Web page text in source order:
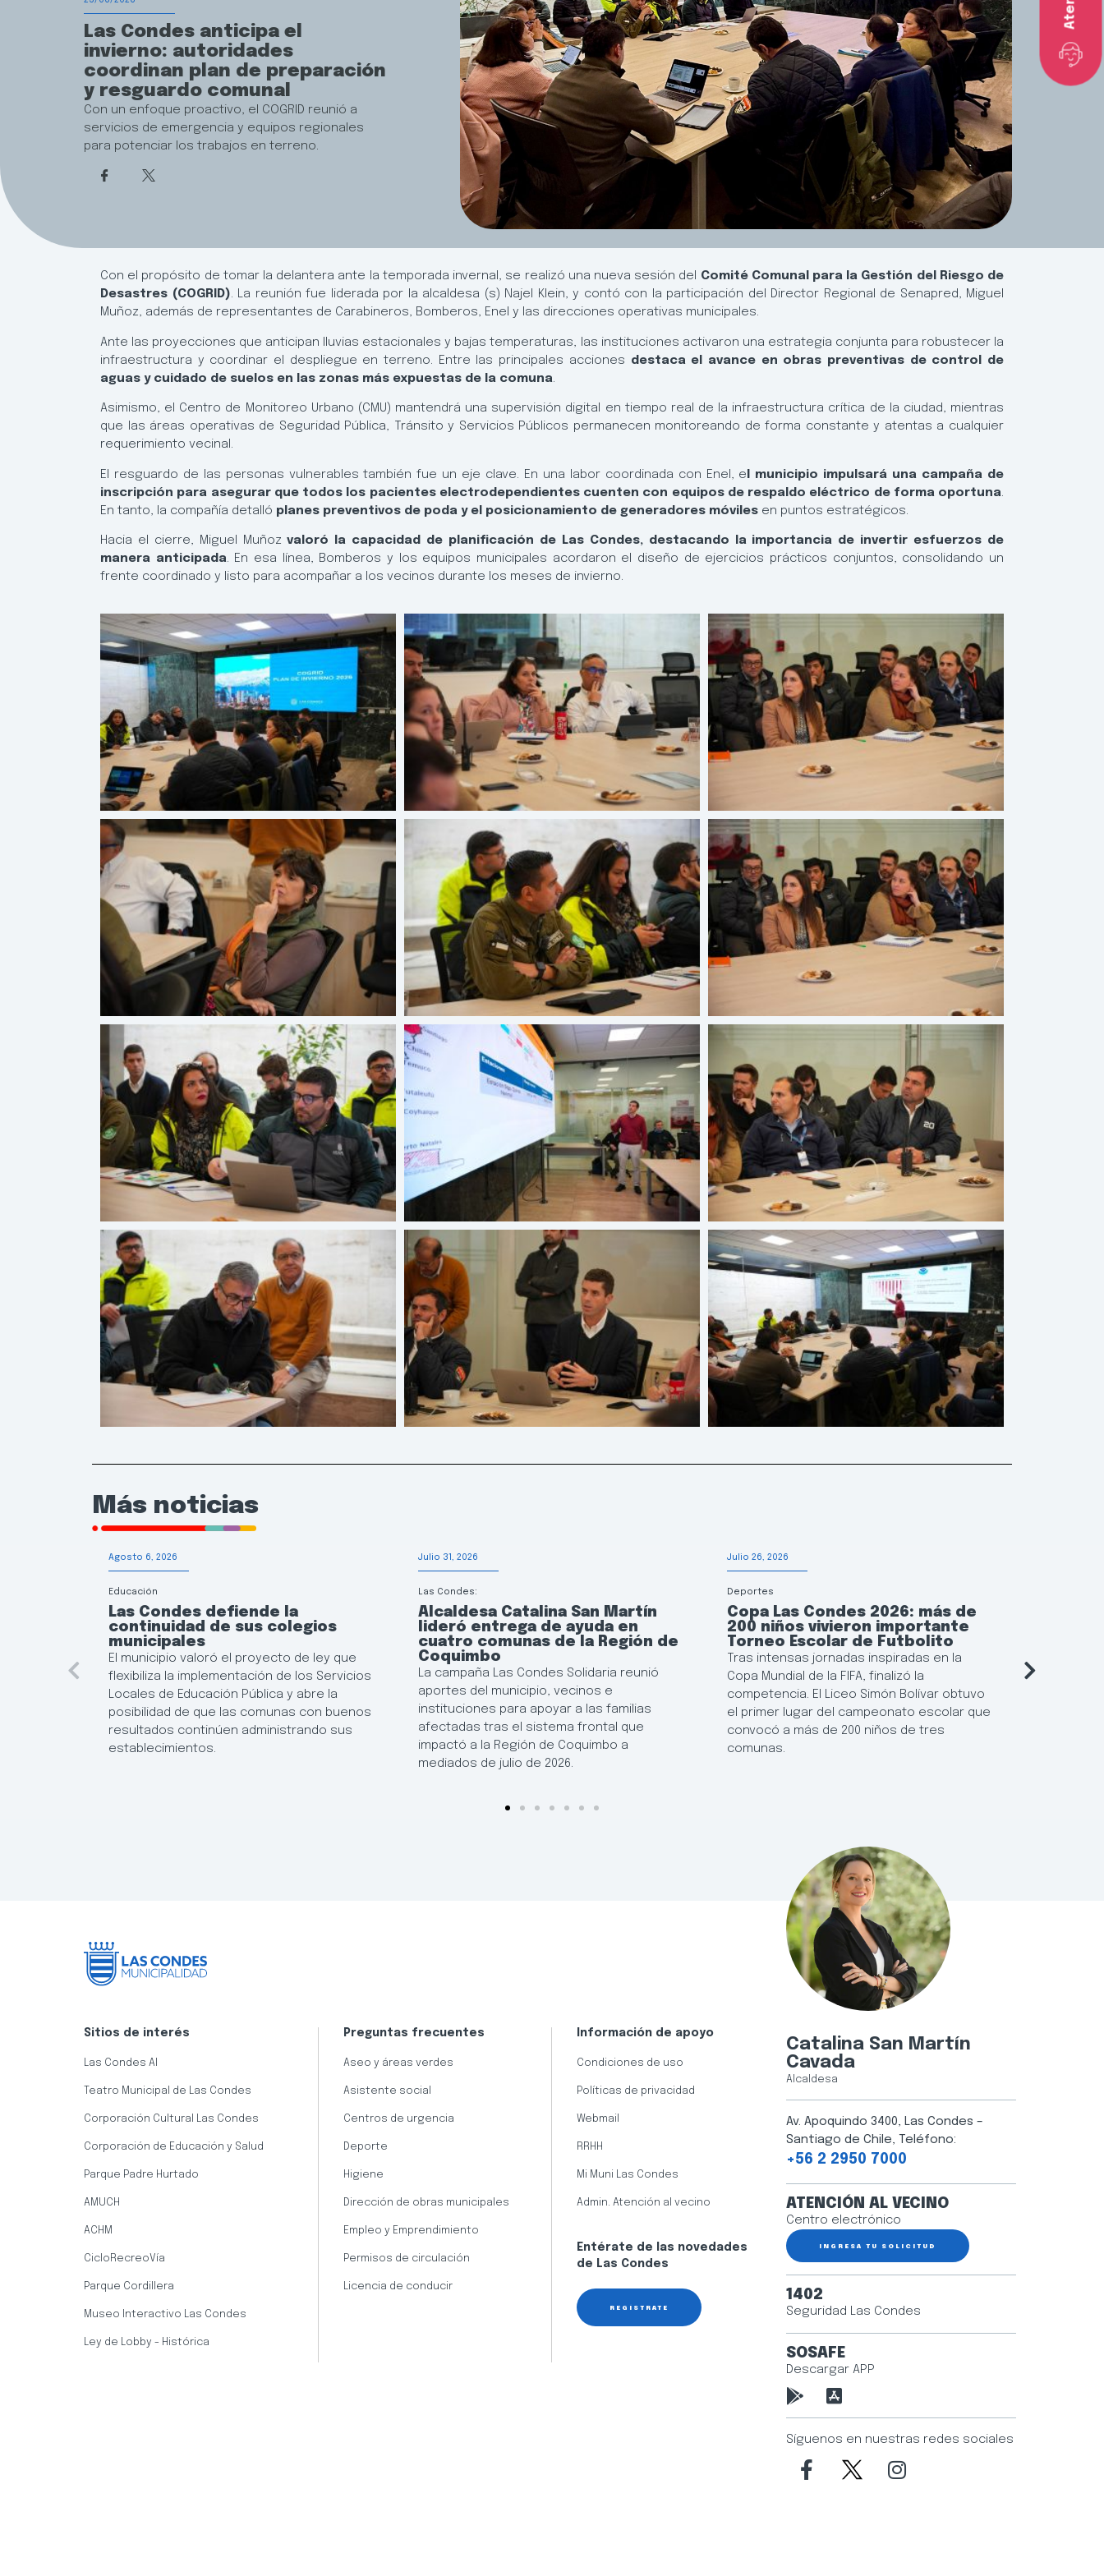
Las Condes anticipa el
invierno: autoridades
coordinan plan de preparación
y resguardo comunal
Con un enfoque proactivo, el COGRID reunió a
servicios de emergencia y equipos regionales
para potenciar los trabajos en terreno.
Con el propósito de tomar la delantera ante la temporada invernal, se realizó una nueva sesión del Comité Comunal para la Gestión del Riesgo de
Desastres (COGRID). La reunión fue liderada por la alcaldesa (s) Najel Klein, y contó con la participación del Director Regional de Senapred, Miguel
Muñoz, además de representantes de Carabineros, Bomberos, Enel y las direcciones operativas municipales.
Ante las proyecciones que anticipan lluvias estacionales y bajas temperaturas, las instituciones activaron una estrategia conjunta para robustecer la
infraestructura y coordinar el despliegue en terreno. Entre las principales acciones destaca el avance en obras preventivas de control de
aguas y cuidado de suelos en las zonas más expuestas de la comuna.
Asimismo, el Centro de Monitoreo Urbano (CMU) mantendrá una supervisión digital en tiempo real de la infraestructura crítica de la ciudad, mientras
que las áreas operativas de Seguridad Pública, Tránsito y Servicios Públicos permanecen monitoreando de forma constante y atentas a cualquier
requerimiento vecinal.
El resguardo de las personas vulnerables también fue un eje clave. En una labor coordinada con Enel, e l municipio impulsará una campaña de
inscripción para asegurar que todos los pacientes electrodependientes cuenten con equipos de respaldo eléctrico de forma oportuna.
En tanto, la compañía detalló planes preventivos de poda y el posicionamiento de generadores móviles en puntos estratégicos.
Hacia el cierre, Miguel Muñozvaloró la capacidad de planificación de Las Condes, destacando la importancia de invertir esfuerzos de
manera anticipada. En esa línea, Bomberos y los equipos municipales acordaron el diseño de ejercicios prácticos conjuntos, consolidando un
frente coordinado y listo para acompañar a los vecinos durante los meses de invierno.
Más noticias
Agosto 6, 2026
Educación
Las Condes defiende la
continuidad de sus colegios
municipales
El municipio valoró el proyecto de ley que
flexibiliza la implementación de los Servicios
Locales de Educación Pública y abre la
posibilidad de que las comunas con buenos
resultados continúen administrando sus
establecimientos.
Julio 31, 2026
Las Condes:
Alcaldesa Catalina San Martín
lideró entrega de ayuda en
cuatro comunas de la Región de
Coquimbo
La campaña Las Condes Solidaria reunió
aportes del municipio, vecinos e
instituciones para apoyar a las familias
afectadas tras el sistema frontal que
impactó a la Región de Coquimbo a
mediados de julio de 2026.
Julio 26, 2026
Deportes
Copa Las Condes 2026: más de
200 niños vivieron importante
Torneo Escolar de Futbolito
Tras intensas jornadas inspiradas en la
Copa Mundial de la FIFA, finalizó la
competencia. El Liceo Simón Bolívar obtuvo
el primer lugar del campeonato escolar que
convocó a más de 200 niños de tres
comunas.
Sitios de interés
Las Condes AI
Teatro Municipal de Las Condes
Corporación Cultural Las Condes
Corporación de Educación y Salud
Parque Padre Hurtado
AMUCH
ACHM
CicloRecreoVía
Parque Cordillera
Museo Interactivo Las Condes
Ley de Lobby - Histórica
Preguntas frecuentes
Aseo y áreas verdes
Asistente social
Centros de urgencia
Deporte
Higiene
Dirección de obras municipales
Empleo y Emprendimiento
Permisos de circulación
Licencia de conducir
Información de apoyo
Condiciones de uso
Políticas de privacidad
Webmail
RRHH
Mi Muni Las Condes
Admin. Atención al vecino
Entérate de las novedades
de Las Condes
REGÍSTRATE
Catalina San Martín
Cavada
Alcaldesa
Av. Apoquindo 3400, Las Condes –
Santiago de Chile, Teléfono:
+56 2 2950 7000
ATENCIÓN AL VECINO
Centro electrónico
INGRESA TU SOLICITUD
1402
Seguridad Las Condes
SOSAFE
Descargar APP
Síguenos en nuestras redes sociales